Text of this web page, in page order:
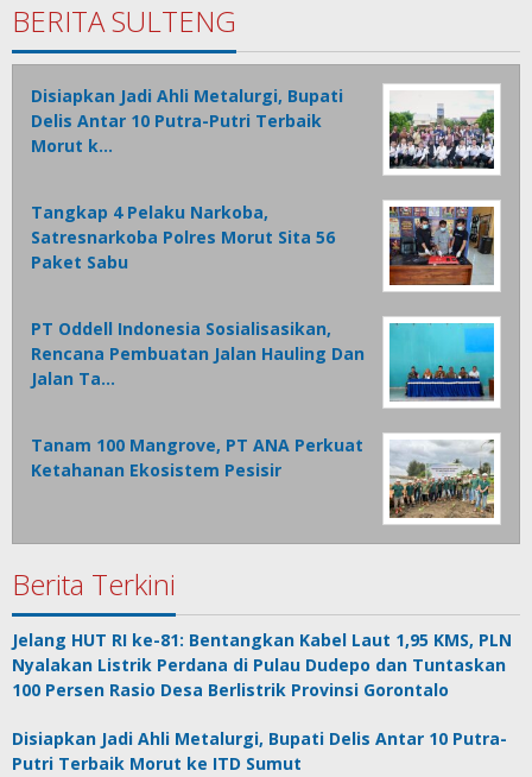
BERITA SULTENG
Disiapkan Jadi Ahli Metalurgi, Bupati
Delis Antar 10 Putra-Putri Terbaik
Morut k…
Tangkap 4 Pelaku Narkoba,
Satresnarkoba Polres Morut Sita 56
Paket Sabu
PT Oddell Indonesia Sosialisasikan,
Rencana Pembuatan Jalan Hauling Dan
Jalan Ta…
Tanam 100 Mangrove, PT ANA Perkuat
Ketahanan Ekosistem Pesisir
Berita Terkini
Jelang HUT RI ke-81: Bentangkan Kabel Laut 1,95 KMS, PLN
Nyalakan Listrik Perdana di Pulau Dudepo dan Tuntaskan
100 Persen Rasio Desa Berlistrik Provinsi Gorontalo
Disiapkan Jadi Ahli Metalurgi, Bupati Delis Antar 10 Putra-
Putri Terbaik Morut ke ITD Sumut